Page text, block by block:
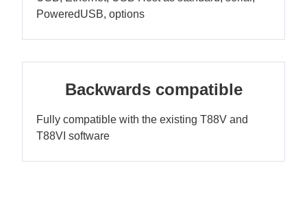
PoweredUSB, options
Backwards compatible
Fully compatible with the existing T88V and
T88VI software